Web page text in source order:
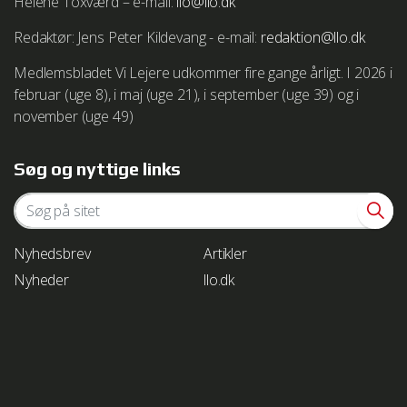
1 third parties
who may receive and
process your information.
Redaktør: Jens Peter Kildevang - e-mail: redaktion@llo.dk
Medlemsbladet Vi Lejere udkommer fire gange årligt. I 2026 i
februar (uge 8), i maj (uge 21), i september (uge 39) og i
november (uge 49)
Søg og nyttige links
Nyhedsbrev
Artikler
Nyheder
llo.dk